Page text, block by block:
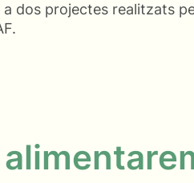
dos projectes realitzats